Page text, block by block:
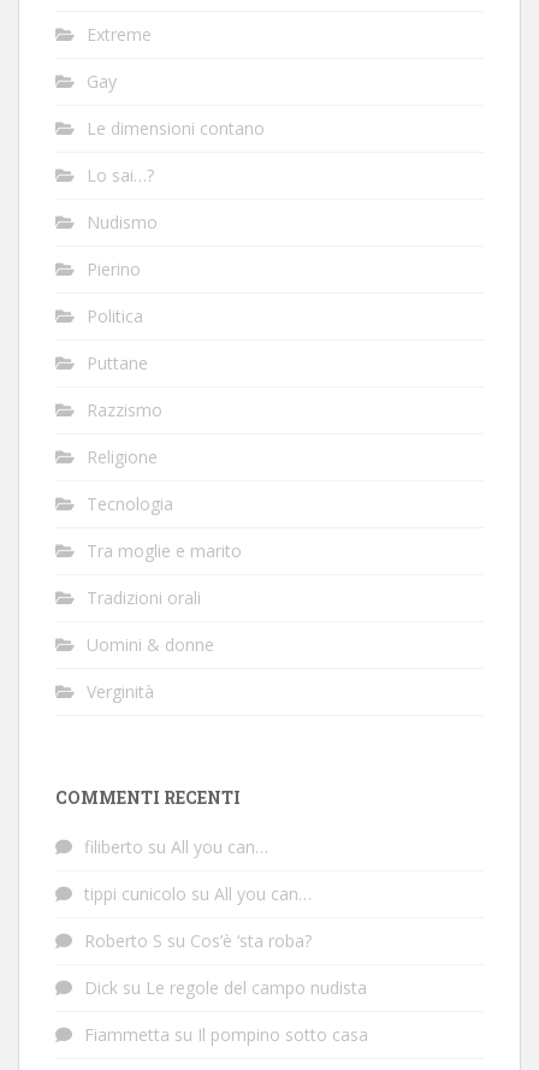
Extreme
Gay
Le dimensioni contano
Lo sai…?
Nudismo
Pierino
Politica
Puttane
Razzismo
Religione
Tecnologia
Tra moglie e marito
Tradizioni orali
Uomini & donne
Verginità
COMMENTI RECENTI
filiberto su All you can…
tippi cunicolo su All you can…
Roberto S su Cos’è ‘sta roba?
Dick su Le regole del campo nudista
Fiammetta su Il pompino sotto casa